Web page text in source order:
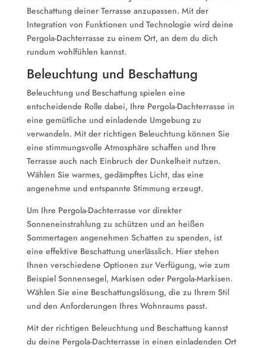
Beschattung deiner Terrasse anzupassen. Mit der
Integration von Funktionen und Technologie wird deine
Pergola-Dachterrasse zu einem Ort, an dem du dich
rundum wohlfühlen kannst.
Beleuchtung und Beschattung
Beleuchtung und Beschattung spielen eine
entscheidende Rolle dabei, Ihre Pergola-Dachterrasse in
eine gemütliche und einladende Umgebung zu
verwandeln. Mit der richtigen Beleuchtung können Sie
eine stimmungsvolle Atmosphäre schaffen und Ihre
Terrasse auch nach Einbruch der Dunkelheit nutzen.
Wählen Sie warmes, gedämpftes Licht, das eine
angenehme und entspannte Stimmung erzeugt.
Um Ihre Pergola-Dachterrasse vor direkter
Sonneneinstrahlung zu schützen und an heißen
Sommertagen angenehmen Schatten zu spenden, ist
eine effektive Beschattung unerlässlich. Hier stehen
Ihnen verschiedene Optionen zur Verfügung, wie zum
Beispiel Sonnensegel, Markisen oder Pergola-Markisen.
Wählen Sie eine Beschattungslösung, die zu Ihrem Stil
und den Anforderungen Ihres Wohnraums passt.
Mit der richtigen Beleuchtung und Beschattung kannst
du deine Pergola-Dachterrasse in einen einladenden Ort